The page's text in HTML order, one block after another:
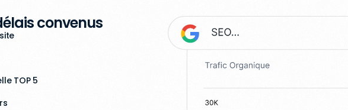
convenus
TOP 5